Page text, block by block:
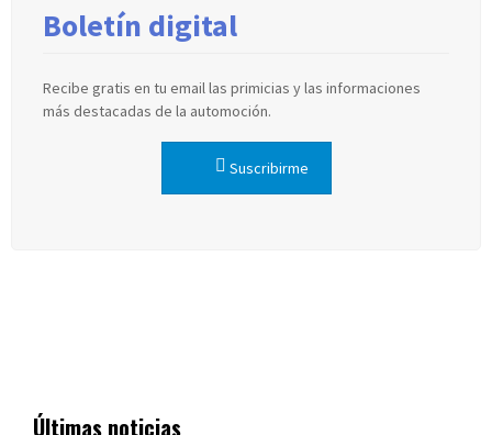
Boletín digital
Recibe gratis en tu email las primicias y las informaciones
más destacadas de la automoción.
Suscribirme
Últimas noticias